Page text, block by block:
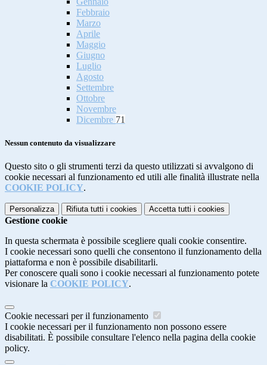
Febbraio
Marzo
Aprile
Maggio
Giugno
Luglio
Agosto
Settembre
Ottobre
Novembre
Dicembre 71
Nessun contenuto da visualizzare
Questo sito o gli strumenti terzi da questo utilizzati si avvalgono di
cookie necessari al funzionamento ed utili alle finalità illustrate nella
COOKIE POLICY.
Personalizza Rifiuta tutti i cookies Accetta tutti i cookies
Gestione cookie
In questa schermata è possibile scegliere quali cookie consentire.
I cookie necessari sono quelli che consentono il funzionamento della
piattaforma e non è possibile disabilitarli.
Per conoscere quali sono i cookie necessari al funzionamento potete
visionare la COOKIE POLICY.
Cookie necessari per il funzionamento
I cookie necessari per il funzionamento non possono essere
disabilitati. È possibile consultare l'elenco nella pagina della cookie
policy.